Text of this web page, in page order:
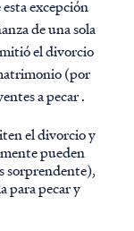
excepción
de una sola
el divorcio
(por
a pecar.
el divorcio y
pueden
sorprendente),
para pecar y